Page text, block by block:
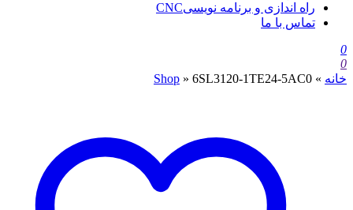
راه اندازی و برنامه نویسیCNC
تماس با ما
0
0
خانه »
Shop » 6SL3120-1TE24-5AC0